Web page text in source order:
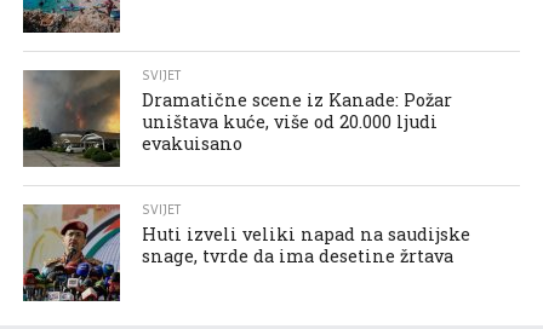
SVIJET
Dramatične scene iz Kanade: Požar
uništava kuće, više od 20.000 ljudi
evakuisano
SVIJET
Huti izveli veliki napad na saudijske
snage, tvrde da ima desetine žrtava